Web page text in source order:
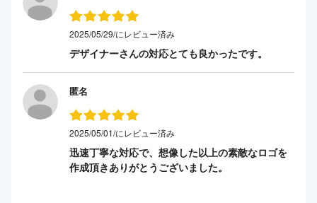
2025/05/29/にレビュー済み
デザイナーさんの対応とても良かったです。
匿名
2025/05/01/にレビュー済み
迅速丁寧な対応で、想像した以上の素敵なロゴを
作成頂きありがとうございました。